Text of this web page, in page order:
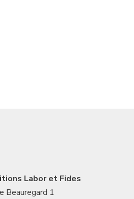
Labor et Fides
Beauregard 1